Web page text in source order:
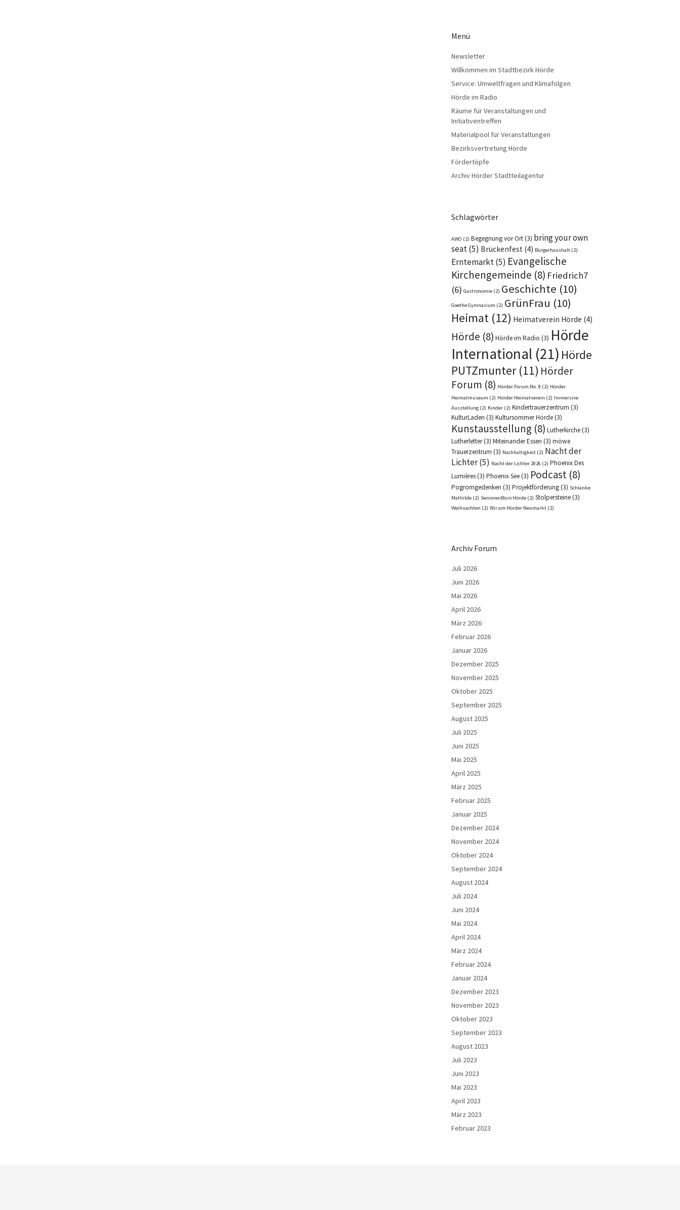
Menü
Newsletter
Willkommen im Stadtbezirk Hörde
Service: Umweltfragen und Klimafolgen
Hörde im Radio
Räume für Veranstaltungen und
Initiativentreffen
Materialpool für Veranstaltungen
Bezirksvertretung Hörde
Fördertöpfe
Archiv Hörder Stadtteilagentur
Schlagwörter
AWO (2) Begegnung vor Ort(3) bring your own
seat(5) Brückenfest (4) Bürgerhaushalt (2)
Erntemarkt(5) Evangelische
Kirchengemeinde (8) Friedrich7
(6) Gastronomie (2) Geschichte (10)
Goethe Gymnasium (2) GrünFrau (10)
Heimat (12) Heimatverein Hörde (4)
Hörde (8) Hörde im Radio (3) Hörde
International (21) Hörde
PUTZmunter(11) Hörder
Forum (8) Hörder Forum No. 8 (2) Hörder
Heimatmuseum (2) Hörder Heimatverein (2) Immersive
Ausstellung (2) Kinder (2) Kindertrauerzentrum (3)
KulturLaden (3) Kultursommer Hörde(3)
Kunstausstellung (8) Lutherkirche(3)
Lutherletter(3) Miteinander Essen (3) möwe
Trauerzentrum (3) Nachhaltigkeit (2) Nacht der
Lichter(5) Nacht der Lichter 2026 (2) Phoenix Des
Lumières(3) Phoenix See(3) Podcast (8)
Pogromgedenken (3) Projektförderung(3) Schlanke
Mathilde (2) SeniorenBüro Hörde (2) Stolpersteine(3)
Weihnachten (2) Wir am Hörder Neumarkt (2)
Archiv Forum
Juli 2026
Juni 2026
Mai 2026
April 2026
März 2026
Februar 2026
Januar 2026
Dezember 2025
November 2025
Oktober 2025
September 2025
August 2025
Juli 2025
Juni 2025
Mai 2025
April 2025
März 2025
Februar 2025
Januar 2025
Dezember 2024
November 2024
Oktober 2024
September 2024
August 2024
Juli 2024
Juni 2024
Mai 2024
April 2024
März 2024
Februar 2024
Januar 2024
Dezember 2023
November 2023
Oktober 2023
September 2023
August 2023
Juli 2023
Juni 2023
Mai 2023
April 2023
März 2023
Februar 2023